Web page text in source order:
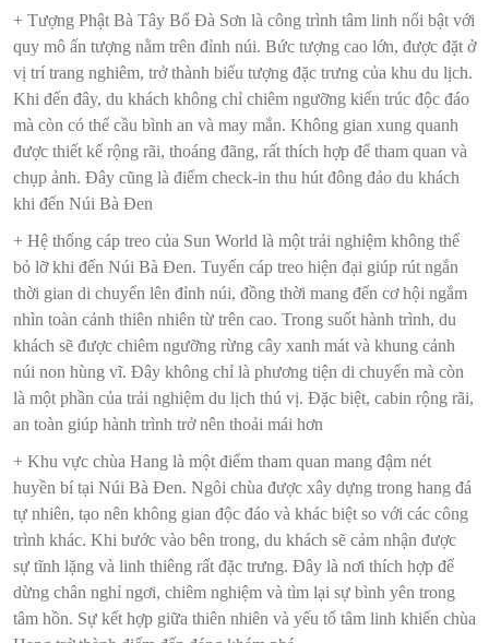
+ Tượng Phật Bà Tây Bổ Đà Sơn là công trình tâm linh nổi bật với
quy mô ấn tượng nằm trên đỉnh núi. Bức tượng cao lớn, được đặt ở
vị trí trang nghiêm, trở thành biểu tượng đặc trưng của khu du lịch.
Khi đến đây, du khách không chỉ chiêm ngưỡng kiến trúc độc đáo
mà còn có thể cầu bình an và may mắn. Không gian xung quanh
được thiết kế rộng rãi, thoáng đãng, rất thích hợp để tham quan và
chụp ảnh. Đây cũng là điểm check-in thu hút đông đảo du khách
khi đến Núi Bà Đen
+ Hệ thống cáp treo của Sun World là một trải nghiệm không thể
bỏ lỡ khi đến Núi Bà Đen. Tuyến cáp treo hiện đại giúp rút ngắn
thời gian di chuyển lên đỉnh núi, đồng thời mang đến cơ hội ngắm
nhìn toàn cảnh thiên nhiên từ trên cao. Trong suốt hành trình, du
khách sẽ được chiêm ngưỡng rừng cây xanh mát và khung cảnh
núi non hùng vĩ. Đây không chỉ là phương tiện di chuyển mà còn
là một phần của trải nghiệm du lịch thú vị. Đặc biệt, cabin rộng rãi,
an toàn giúp hành trình trở nên thoải mái hơn
+ Khu vực chùa Hang là một điểm tham quan mang đậm nét
huyền bí tại Núi Bà Đen. Ngôi chùa được xây dựng trong hang đá
tự nhiên, tạo nên không gian độc đáo và khác biệt so với các công
trình khác. Khi bước vào bên trong, du khách sẽ cảm nhận được
sự tĩnh lặng và linh thiêng rất đặc trưng. Đây là nơi thích hợp để
dừng chân nghỉ ngơi, chiêm nghiệm và tìm lại sự bình yên trong
tâm hồn. Sự kết hợp giữa thiên nhiên và yếu tố tâm linh khiến chùa